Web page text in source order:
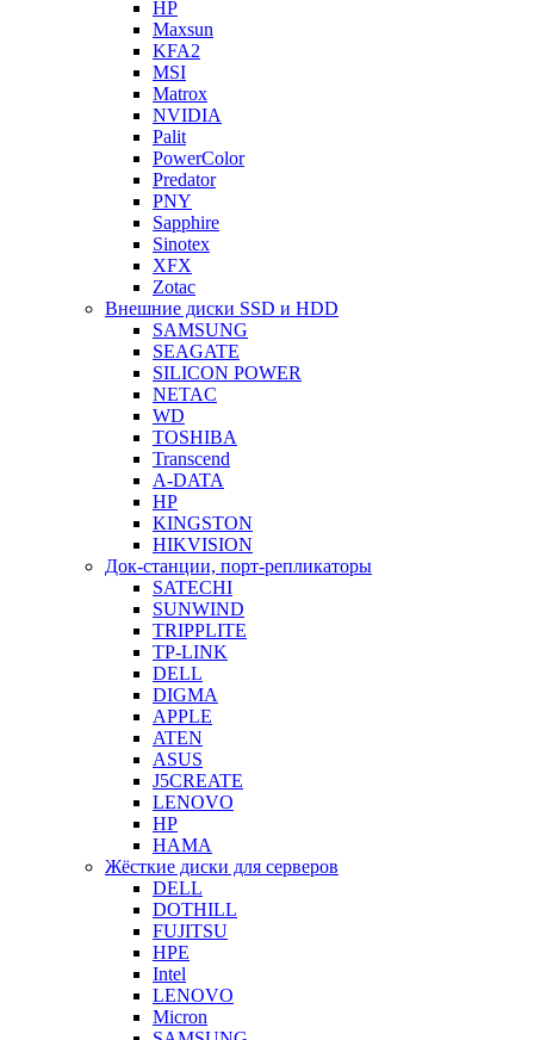
HP
Maxsun
KFA2
MSI
Matrox
NVIDIA
Palit
PowerColor
Predator
PNY
Sapphire
Sinotex
XFX
Zotac
Внешние диски SSD и HDD
SAMSUNG
SEAGATE
SILICON POWER
NETAC
WD
TOSHIBA
Transcend
A-DATA
HP
KINGSTON
HIKVISION
Док-станции, порт-репликаторы
SATECHI
SUNWIND
TRIPPLITE
TP-LINK
DELL
DIGMA
APPLE
ATEN
ASUS
J5CREATE
LENOVO
HP
HAMA
Жёсткие диски для серверов
DELL
DOTHILL
FUJITSU
HPE
Intel
LENOVO
Micron